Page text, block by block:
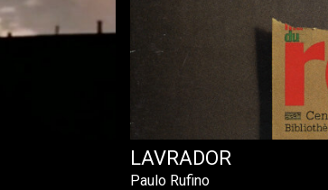
LAVRADOR
Paulo Rufino